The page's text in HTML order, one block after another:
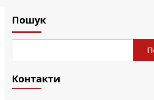
Пошук
Контакти